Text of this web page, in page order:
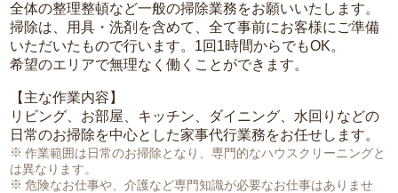
全体の整理整頓など一般の掃除業務をお願いいたします。
掃除は、用具・洗剤を含めて、全て事前にお客様にご準備
いただいたもので行います。1回1時間からでもOK。
希望のエリアで無理なく働くことができます。
【主な作業内容】
リビング、お部屋、キッチン、ダイニング、水回りなどの
日常のお掃除を中心とした家事代行業務をお任せします。
作業範囲は日常のお掃除となり、専門的なハウスクリーニングと
は異なります。
危険なお仕事や、介護など専門知識が必要なお仕事はありませ